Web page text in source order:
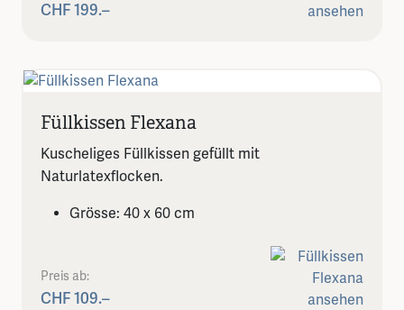
CHF 199.–
Füllkissen Flexana
Kuscheliges Füllkissen gefüllt mit
Naturlatexflocken.
Grösse: 40 x 60 cm
Preis ab:
CHF 109.–